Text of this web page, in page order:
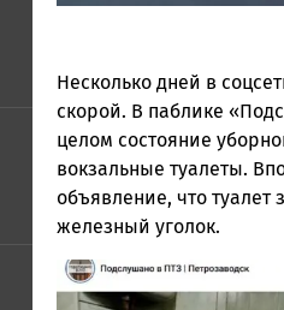
Несколько дней в
скорой. В паблике
целом состояние
вокзальные туалеты.
объявление, что
железный уголок.
Image